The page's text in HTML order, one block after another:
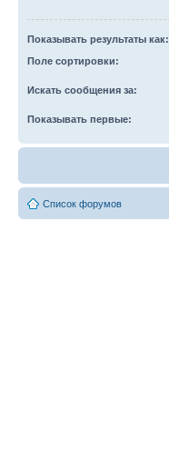
Показывать результаты как:
Поле сортировки:
Искать сообщения за:
Показывать первые:
Список форумов